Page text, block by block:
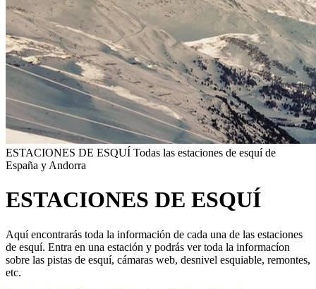
ESTACIONES DE ESQUÍ Todas las estaciones de esquí de
España y Andorra
ESTACIONES DE ESQUÍ
Aquí encontrarás toda la información de cada una de las estaciones
de esquí. Entra en una estación y podrás ver toda la informacíon
sobre las pistas de esquí, cámaras web, desnivel esquiable, remontes,
etc.